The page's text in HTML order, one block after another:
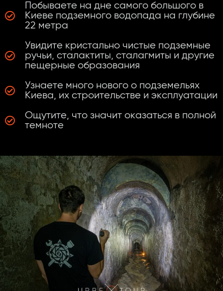
Побываете на дне самого большого в
Киеве подземного водопада на глубине
22 метра
Увидите кристально чистые подземные
ручьи, сталактиты, сталагмиты и другие
пещерные образования
Узнаете много нового о подземельях
Киева, их строительстве и эксплуатации
Ощутите, что значит оказаться в полной
темноте